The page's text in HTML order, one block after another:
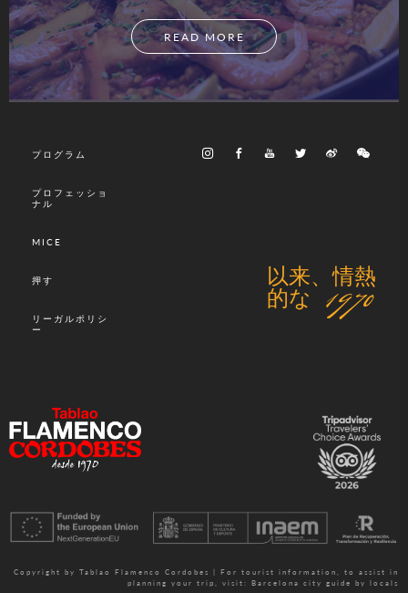
READ MORE
プログラム
プロフェッショ
ナル
MICE
押す
リーガルポリシ
ー
以来、情熱
的な 1970
Copyright by Tablao Flamenco Cordobes | For tourist information, to assist in
planning your trip, visit: Barcelona city guide by locals